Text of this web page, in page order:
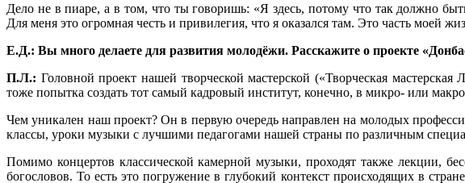
Дело не в пиаре, а в том, что ты говоришь: «Я здесь, потому что так должно
Для меня это огромная честь и привилегия, что я оказался там. Это часть моей
Е.Д.: Вы много делаете для развития молодёжи. Расскажите о проекте
П.Л.: Головной проект нашей творческой мастерской («Творческая
тоже попытка создать тот самый кадровый институт, конечно, в микро- или
Чем уникален наш проект? Он в первую очередь направлен на молодых
классы, уроки музыки с лучшими педагогами нашей страны по различным
Помимо концертов классической камерной музыки, проходят также лекции,
богословов. То есть это погружение в глубокий контекст происходящих в